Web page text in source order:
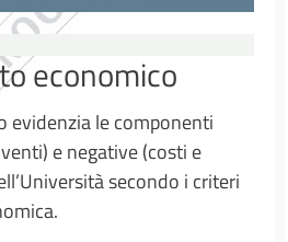
economico
evidenzia le componenti
e negative (costi e
secondo i criteri